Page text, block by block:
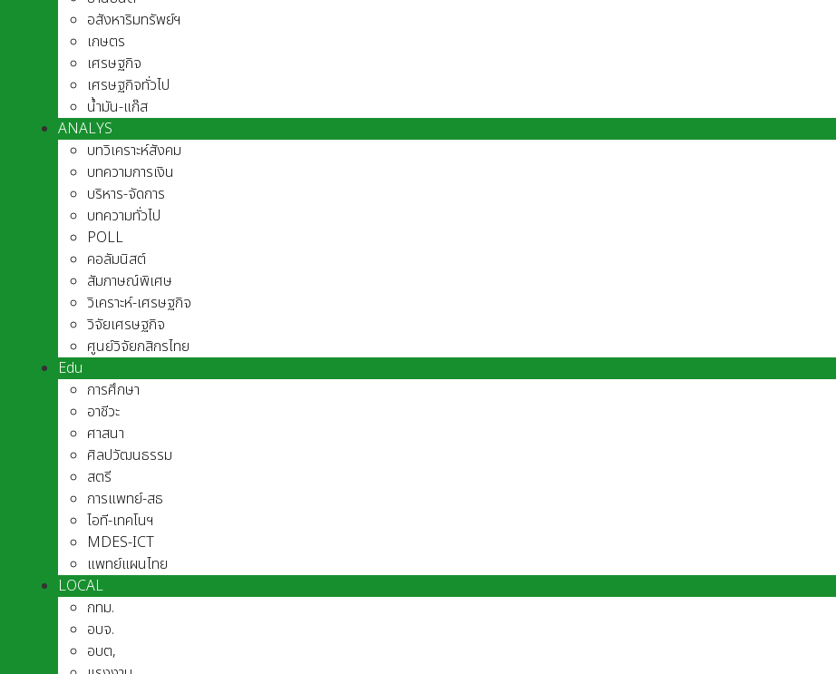
อสังหาริมทรัพย์ฯ
เกษตร
เศรษฐกิจ
เศรษฐกิจทั่วไป
น้ำมัน-แก๊ส
ANALYS
บทวิเคราะห์สังคม
บทความการเงิน
บริหาร-จัดการ
บทความทั่วไป
POLL
คอลัมนิสต์
สัมภาษณ์พิเศษ
วิเคราะห์-เศรษฐกิจ
วิจัยเศรษฐกิจ
ศูนย์วิจัยกสิกรไทย
Edu
การศึกษา
อาชีวะ
ศาสนา
ศิลปวัฒนธรรม
สตรี
การแพทย์-สธ
ไอที-เทคโนฯ
MDES-ICT
แพทย์แผนไทย
LOCAL
กทม.
อบจ.
อบต,